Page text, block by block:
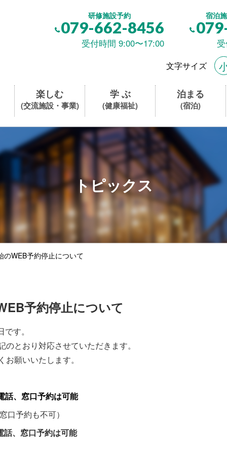
研修施設予約
079-662-8456
受付時間 9:00〜17:00
宿泊
文字サイズ
楽しむ
(交流施設・事業)
学 ぶ
(健康福祉)
泊まる
(宿泊)
トピックス
のWEB予約停止について
予約停止について
す。
とおり対応させていただきます。
願いいたします。
話、窓口予約は可能
予約も不可）
話、窓口予約は可能